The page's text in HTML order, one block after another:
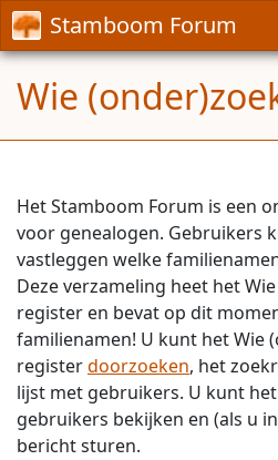
Stamboom Forum
Wie
Het Stamboom Forum is een
voor genealogen. Gebruikers
vastleggen welke
Deze verzameling heet het
register en bevat op dit
familienamen! U kunt het Wie
registerdoorzoeken, het
lijst met gebruikers. U kunt
gebruikers bekijken en (als u
bericht sturen.